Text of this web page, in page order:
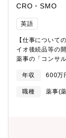
CRO・SMO
英語
【仕事について
イオ後続品等の
薬事の「コンサ
料の作成業務を
ジメントをお任
と考えておりま
続品等の承認申
携、調整クライ
年収 600万
職種
薬事(